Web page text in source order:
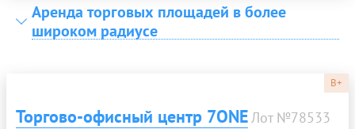
Аренда торговых площадей в более
широком радиусе
B+
Торгово-офисный центр 7ONEЛот №78533